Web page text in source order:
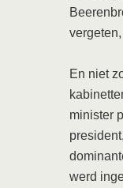
En niet
minister
werd